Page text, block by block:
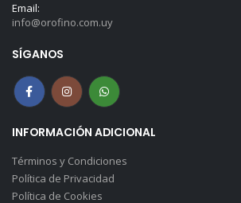
Email:
info@orofino.com.uy
SÍGANOS
INFORMACIÓN ADICIONAL
Términos y Condiciones
Política de Privacidad
Política de Cookies